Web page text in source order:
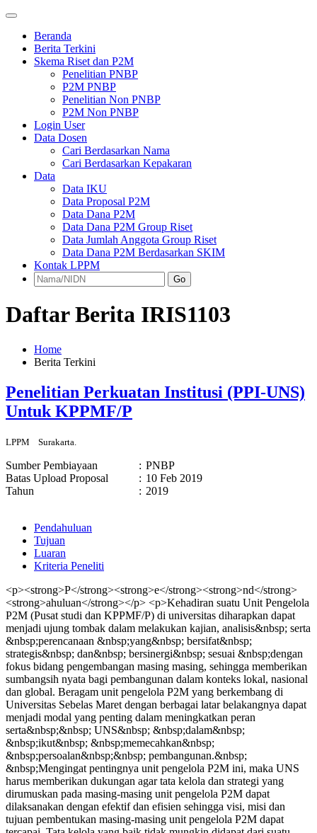
Beranda
Berita Terkini
Skema Riset dan P2M
Penelitian PNBP
P2M PNBP
Penelitian Non PNBP
P2M Non PNBP
Login User
Data Dosen
Cari Berdasarkan Nama
Cari Berdasarkan Kepakaran
Data
Data IKU
Data Proposal P2M
Data Dana P2M
Data Dana P2M Group Riset
Data Jumlah Anggota Group Riset
Data Dana P2M Berdasarkan SKIM
Kontak LPPM
Go
Daftar Berita IRIS1103
Home
Berita Terkini
Penelitian Perkuatan Institusi (PPI-UNS)
Untuk KPPMF/P
LPPM Surakarta.
Sumber Pembiayaan : PNBP
Batas Upload Proposal
: 10 Feb 2019
Tahun
: 2019
Pendahuluan
Tujuan
Luaran
Kriteria Peneliti
<p><strong>P</strong><strong>e</strong><strong>nd</strong>
<strong>ahuluan</strong></p> <p>Kehadiran suatu Unit Pengelola
P2M (Pusat studi dan KPPMF/P) di universitas diharapkan dapat
menjadi ujung tombak dalam melakukan kajian, analisis&nbsp; serta
&nbsp;perencanaan &nbsp;yang&nbsp; bersifat&nbsp;
strategis&nbsp; dan&nbsp; bersinergi&nbsp; sesuai &nbsp;dengan
fokus bidang pengembangan masing masing, sehingga memberikan
sumbangsih nyata bagi pembangunan dalam konteks lokal, nasional
dan global. Beragam unit pengelola P2M yang berkembang di
Universitas Sebelas Maret dengan berbagai latar belakangnya dapat
menjadi modal yang penting dalam meningkatkan peran
serta&nbsp;&nbsp; UNS&nbsp; &nbsp;dalam&nbsp;
&nbsp;ikut&nbsp; &nbsp;memecahkan&nbsp;
&nbsp;persoalan&nbsp;&nbsp; pembangunan.&nbsp;
&nbsp;Mengingat pentingnya unit pengelola P2M ini, maka UNS
harus memberikan dukungan agar tata kelola dan strategi yang
dirumuskan pada masing-masing unit pengelola P2M dapat
dilaksanakan dengan efektif dan efisien sehingga visi, misi dan
tujuan pembentukan masing-masing unit pengelola P2M dapat